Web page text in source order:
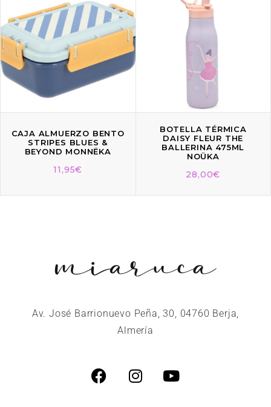
CAJA ALMUERZO BENTO
STRIPES BLUES &
BEYOND MONNËKA
11,95€
BOTELLA TÉRMICA
DAISY FLEUR THE
BALLERINA 475ML
NOÜKA
28,00€
Av. José Barrionuevo Peña, 30, 04760 Berja,
Almería